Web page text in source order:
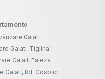
Galati
Galati, Tiglina 1
Galati, Faleza
Galati, Bd. Cosbuc